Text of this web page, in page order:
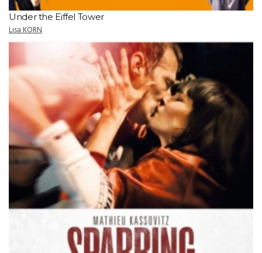
Under the Eiffel Tower
Lisa KORN